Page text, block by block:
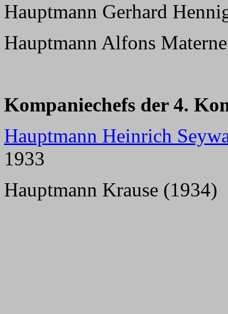
Hauptmann Gerhard
Hauptmann Alfons
Kompaniechefs der 4.
Hauptmann Heinrich
1933
Hauptmann Krause (1934)